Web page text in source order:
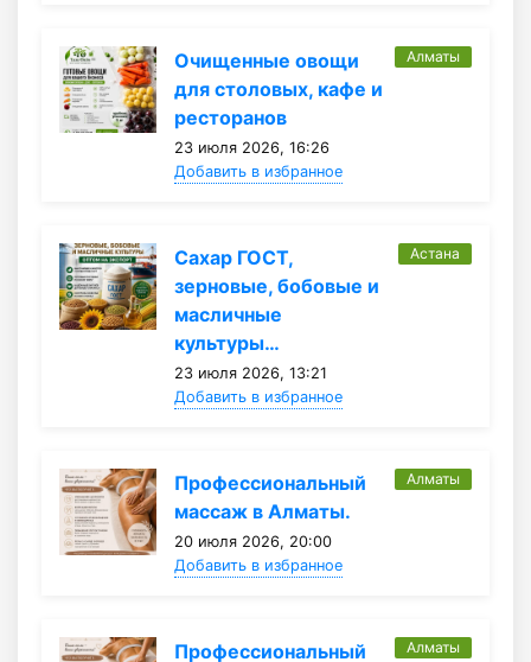
Очищенные овощи
для столовых, кафе и
ресторанов
23 июля 2026, 16:26
Добавить в избранное
Алматы
Сахар ГОСТ,
зерновые, бобовые и
масличные
культуры…
23 июля 2026, 13:21
Добавить в избранное
Астана
Профессиональный
массаж в Алматы.
20 июля 2026, 20:00
Добавить в избранное
Алматы
Профессиональный
Алматы